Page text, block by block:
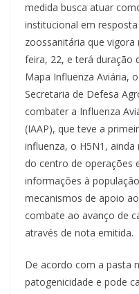
medida busca atuar
institucional em
zoossanitária que vigora
feira, 22, e terá duração
Mapa Influenza Aviária,
Secretaria de Defesa
combater a Influenza
(IAAP), que teve a
influenza, o H5N1, ainda
do centro de operações
informações à
mecanismos de apoio
combate ao avanço de
através de nota emitida.
De acordo com a pasta
patogenicidade e pode